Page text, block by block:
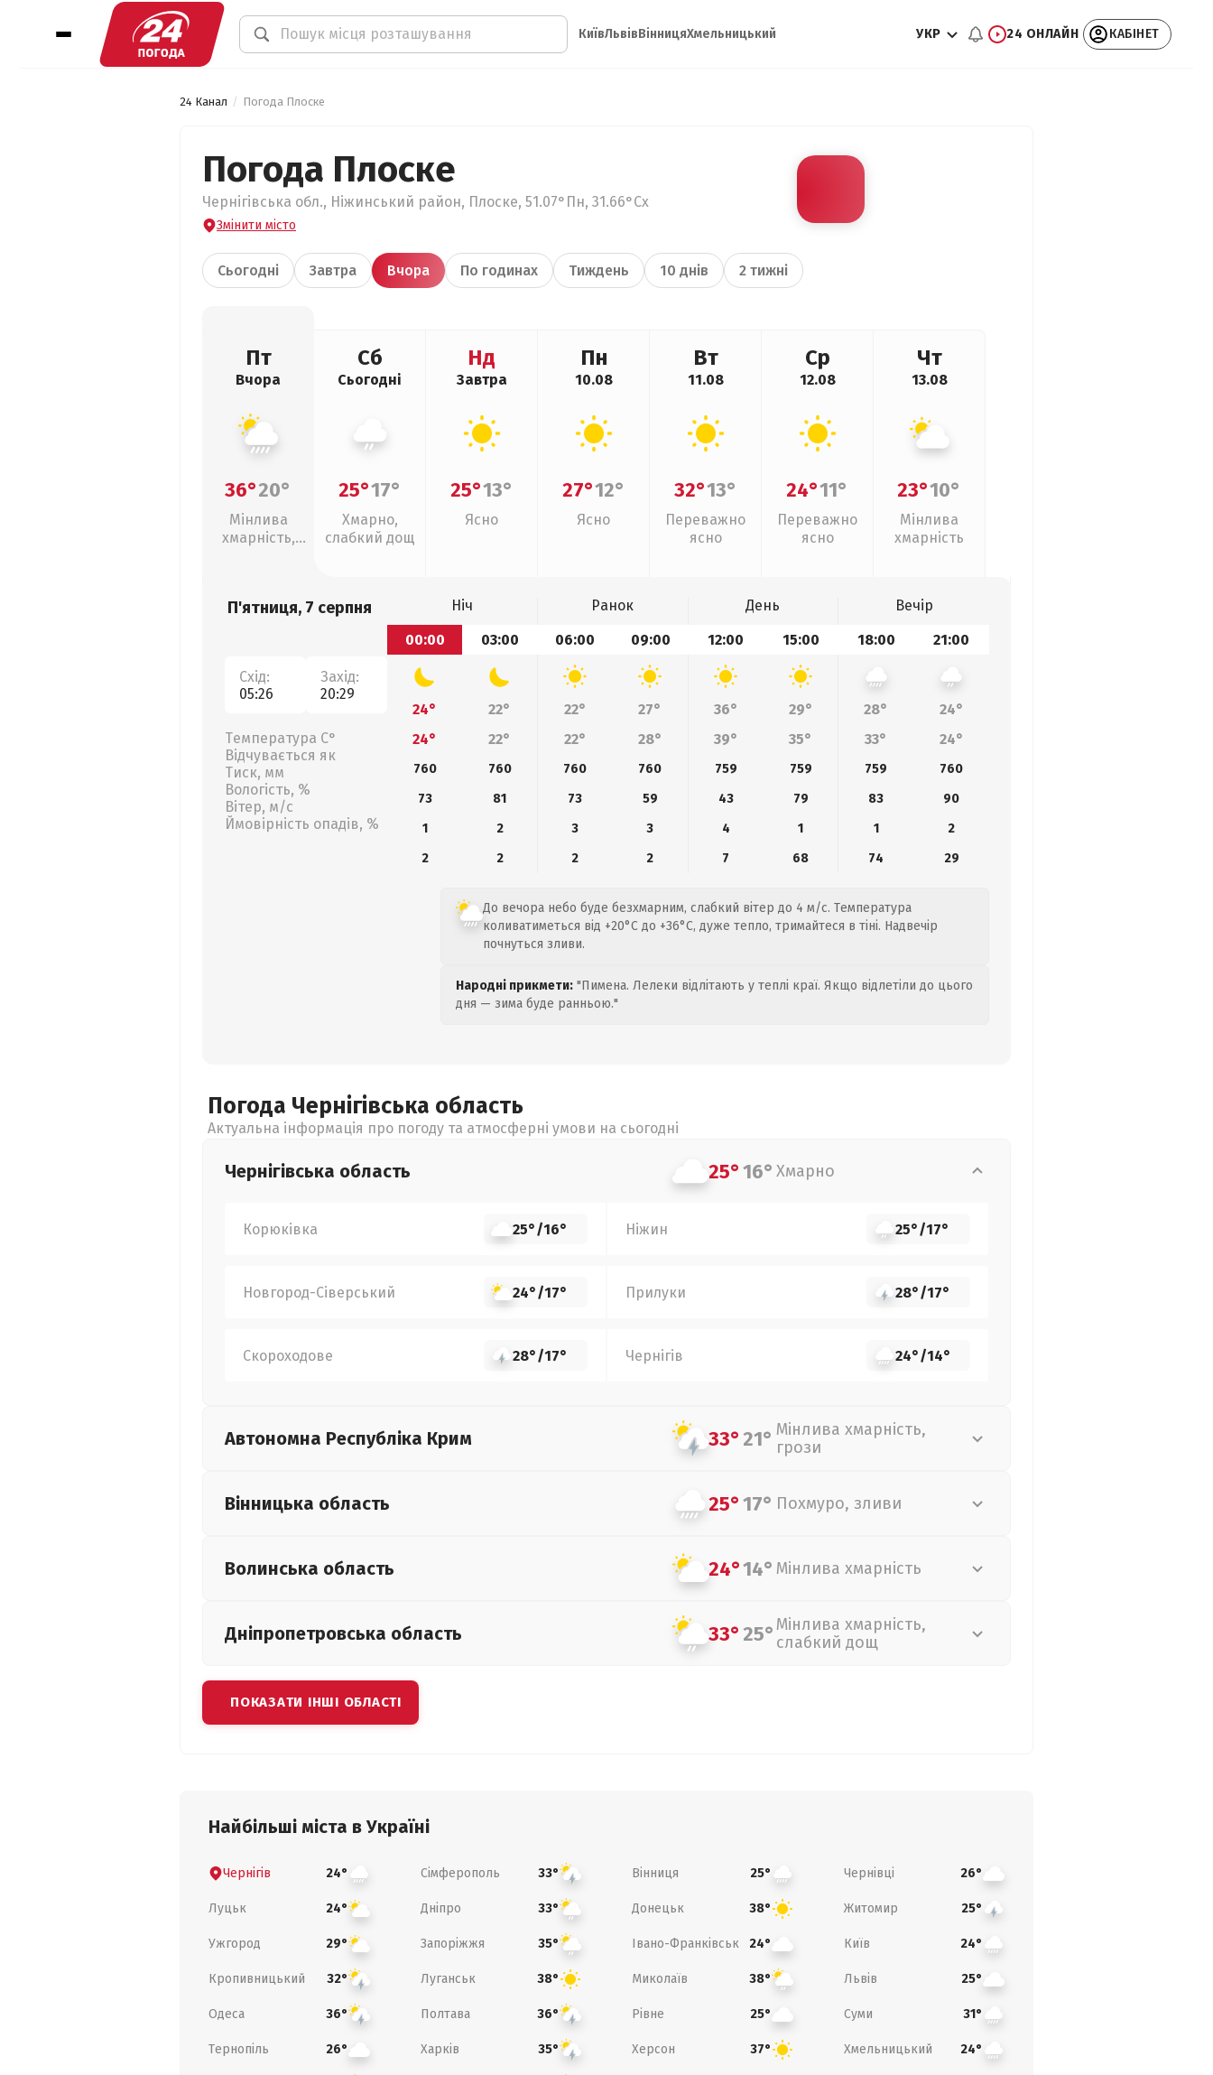
КиївЛьвівВінницяХмельницький УКР 24 ОНЛАЙН КАБІНЕТ
24 Канал Погода Плоске
Погода Плоске
Чернігівська обл., Ніжинський район, Плоске, 51.07°Пн, 31.66°Сх
Змінити місто
Сьогодні Завтра Вчора По годинах Тиждень 10 днів 2 тижні
Пт
Вчора
36°20°
Мінлива
хмарність,
Сб
Сьогодні
25°17°
Хмарно,
слабкий дощ
Нд
Завтра
25°13°
Ясно
Пн
10.08
27°12°
Ясно
Вт
11.08
32°13°
Переважно
ясно
Ср
12.08
24°11°
Переважно
ясно
Чт
13.08
23°10°
Мінлива
хмарність
П'ятниця, 7 серпня
Схід:
05:26
Захід:
20:29
Температура С°
Відчувається як
Тиск, мм
Вологість, %
Вітер, м/с
Ймовірність опадів, %
Ніч Ранок День
Вечір
00:00
03:00 06:00 09:00 12:00 15:00 18:00 21:00
24° 22° 22° 27° 36° 29° 28°
24°
24°
22° 22° 28° 39° 35° 33° 24°
760 760 760 760 759 759 759
760
73
81 73 59 43 79 83
90
1
2 3 3 4 1 1
2
2
2 2 2 7 68 74 29
До вечора небо буде безхмарним, слабкий вітер до 4 м/с. Температура
коливатиметься від +20°C до +36°C, дуже тепло, тримайтеся в тіні. Надвечір
почнуться зливи.
Народні прикмети: "Пимена. Лелеки відлітають у теплі краї. Якщо відлетіли до цього
дня — зима буде ранньою."
Погода Чернігівська область
Актуальна інформація про погоду та атмосферні умови на сьогодні
Чернігівська область 25°16° Хмарно
Корюківка 25°/16° Ніжин 25°/17°
Новгород-Сіверський 24°/17° Прилуки 28°/17°
Скороходове 28°/17° Чернігів 24°/14°
Автономна Республіка Крим 33°21° Мінлива хмарність,
грози
Вінницька область 25°17° Похмуро, зливи
Волинська область 24°14° Мінлива хмарність
Дніпропетровська область 33°25°Мінлива хмарність,
слабкий дощ
ПОКАЗАТИ ІНШІ ОБЛАСТІ
Найбільші міста в Україні
Чернігів 24° Сімферополь 33° Вінниця 25° Чернівці 26°
Луцьк 24° Дніпро 33° Донецьк 38° Житомир 25°
Ужгород 29° Запоріжжя 35° Івано-Франківськ 24° Київ 24°
Кропивницький 32° Луганськ 38° Миколаїв 38° Львів 25°
Одеса 36° Полтава 36° Рівне 25° Суми 31°
Тернопіль 26° Харків 35° Херсон 37° Хмельницький 24°